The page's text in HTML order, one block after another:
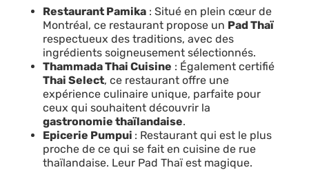
Restaurant Pamika : Situé en plein cœur de
Montréal, ce restaurant propose un Pad Thaï
respectueux des traditions, avec des
ingrédients soigneusement sélectionnés.
Thammada Thai Cuisine : Également certifié
Thai Select, ce restaurant offre une
expérience culinaire unique, parfaite pour
ceux qui souhaitent découvrir la
gastronomie thaïlandaise.
Epicerie Pumpui : Restaurant qui est le plus
proche de ce qui se fait en cuisine de rue
thaïlandaise. Leur Pad Thaï est magique.